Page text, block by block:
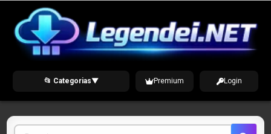
content
📂 Categorias▼ Premium Login
Pesquisar